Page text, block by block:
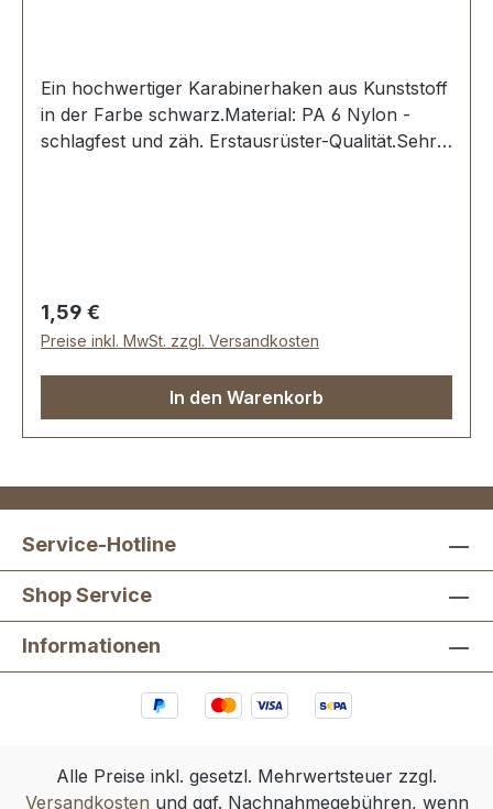
Ein hochwertiger Karabinerhaken aus Kunststoff
in der Farbe schwarz.Material: PA 6 Nylon -
schlagfest und zäh. Erstausrüster-Qualität.Sehr
Regulärer Preis:
1,59 €
Preise inkl. MwSt. zzgl. Versandkosten
In den Warenkorb
Service-Hotline
Shop Service
Informationen
Alle Preise inkl. gesetzl. Mehrwertsteuer zzgl.
Versandkosten und ggf. Nachnahmegebühren, wenn